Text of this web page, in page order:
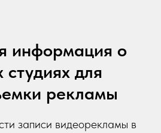
информация о
для
рекламы
записи видеорекламы в